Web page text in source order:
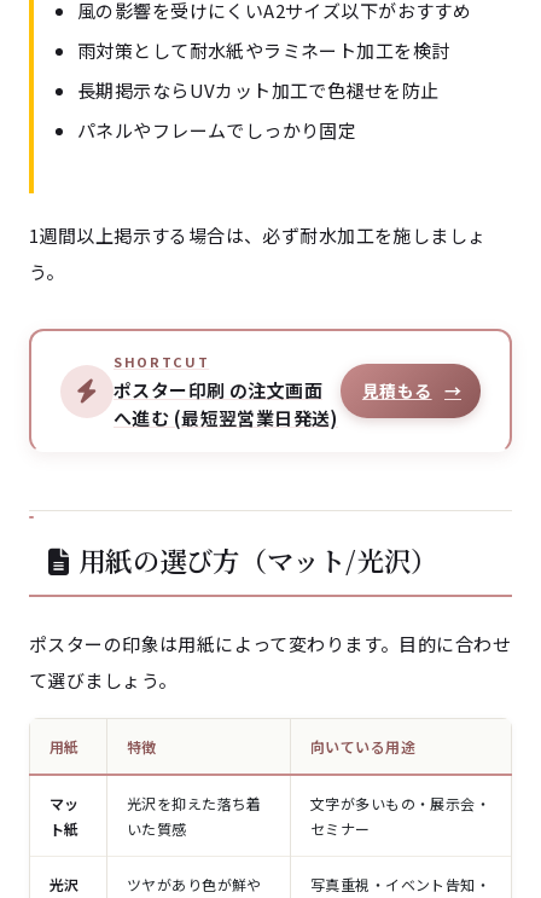
風の影響を受けにくいA2サイズ以下がおすすめ
雨対策として耐水紙やラミネート加工を検討
長期掲示ならUVカット加工で色褪せを防止
パネルやフレームでしっかり固定
1週間以上掲示する場合は、必ず耐水加工を施しましょ
う。
SHORTCUT
ポスター印刷 の注文画面
へ進む (最短翌営業日発送)
見積もる →
用紙の選び方（マット/光沢）
ポスターの印象は用紙によって変わります。目的に合わせ
て選びましょう。
用紙 特徴 向いている用途
マッ
ト紙
光沢を抑えた落ち着
いた質感
文字が多いもの・展示会・
セミナー
光沢
ツヤがあり色が鮮や
写真重視・イベント告知・